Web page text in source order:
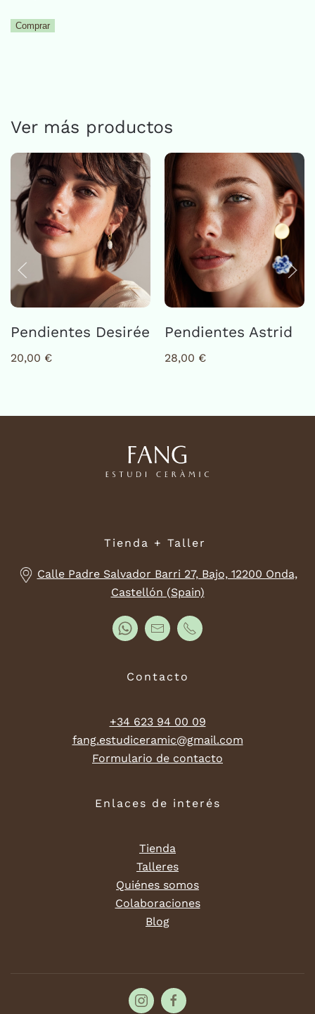
Pendientes
Comprar
Ver más productos
Pendientes Desirée
20,00 €
Pendientes Astrid
28,00 €
Tienda + Taller
Calle Padre Salvador Barri 27, Bajo, 12200 Onda,
Castellón (Spain)
Contacto
+34 623 94 00 09
fang.estudiceramic@gmail.com
Formulario de contacto
Enlaces de interés
Tienda
Talleres
Quiénes somos
Colaboraciones
Blog